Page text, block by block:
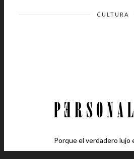
CULTURA
Porque el verdadero lujo